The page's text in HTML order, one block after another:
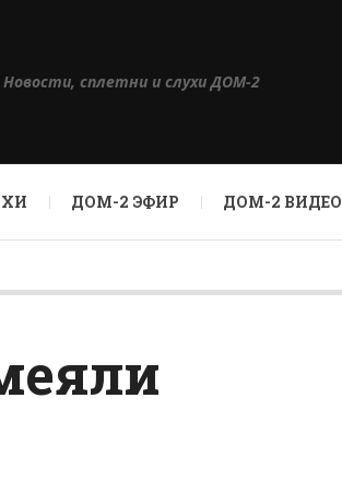
Новости, сплетни и слухи ДОМ-2
ДОМ-2 ЭФИР ДОМ-2 ВИДЕО